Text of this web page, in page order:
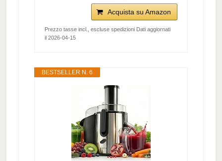
Acquista su Amazon
Prezzo tasse incl., escluse spedizioni Dati aggiornati
il 2026-04-15
BESTSELLER N. 6